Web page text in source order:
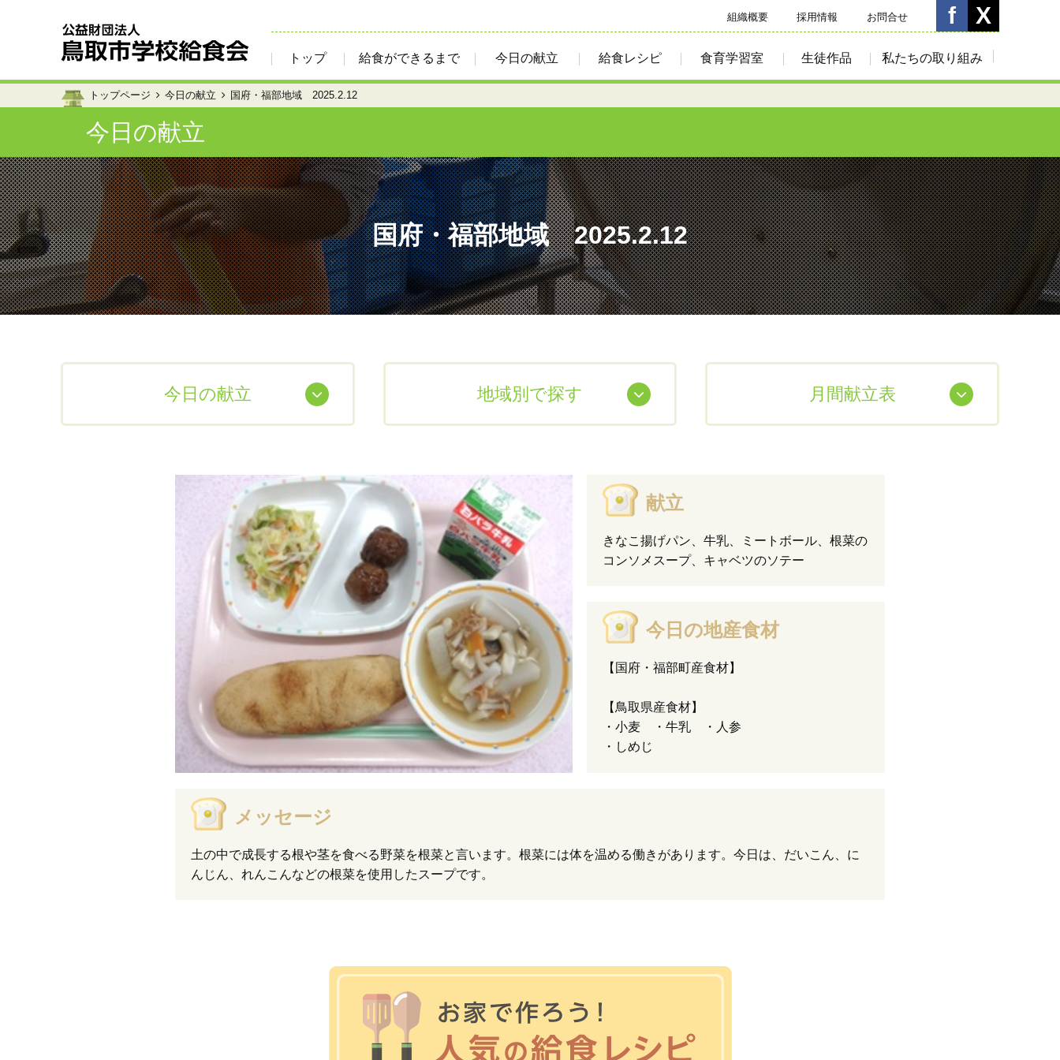
組織概要 採用情報 お問合せ
トップ 給食ができるまで 今日の献立 給食レシピ 食育学習室 生徒作品 私たちの取り組み
トップページ 今日の献立 国府・福部地域 2025.2.12
今日の献立
国府・福部地域 2025.2.12
今日の献立 地域別で探す 月間献立表
献立
きなこ揚げパン、牛乳、ミートボール、根菜の
コンソメスープ、キャベツのソテー
今日の地産食材
【国府・福部町産食材】
【鳥取県産食材】
・小麦 ・牛乳 ・人参
・しめじ
メッセージ
土の中で成長する根や茎を食べる野菜を根菜と言います。根菜には体を温める働きがあります。今日は、だいこん、に
んじん、れんこんなどの根菜を使用したスープです。